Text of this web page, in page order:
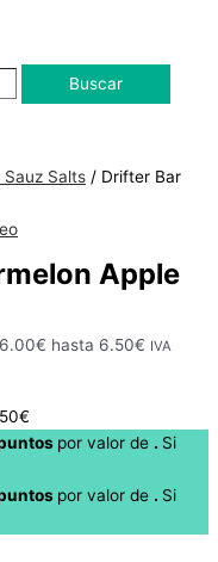
Buscar
Sauz Salts / Drifter Bar
Apple
hasta 6.50€ IVA
por valor de . Si
por valor de . Si